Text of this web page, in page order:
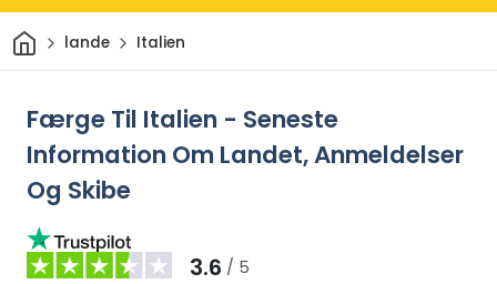
Hjemlande Italien
Færge Til Italien - Seneste
Information Om Landet, Anmeldelser
Og Skibe
3.6 / 5